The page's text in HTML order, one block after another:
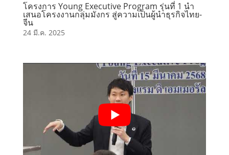
โครงการ Young Executive Program รุ่นที่ 1 นำ
เสนอโครงงานกลุ่มมังกร สู่ความเป็นผู้นำธุรกิจไทย-
จีน
24 มี.ค. 2025